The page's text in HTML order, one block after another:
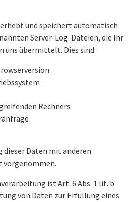
und speichert automatisch
Server-Log-Dateien, die Ihr
uns übermittelt. Dies sind:
Rechners
dieser Daten mit anderen
vorgenommen.
ist Art. 6 Abs. 1 lit. b
von Daten zur Erfüllung eines